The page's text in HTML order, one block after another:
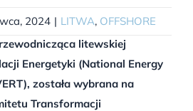
2024 | LITWA, OFFSHORE
litewskiej
Energetyki (National Energy
została wybrana na
Transformacji